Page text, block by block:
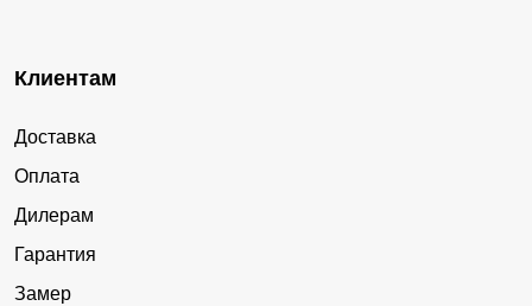
Клиентам
Доставка
Оплата
Дилерам
Гарантия
Замер